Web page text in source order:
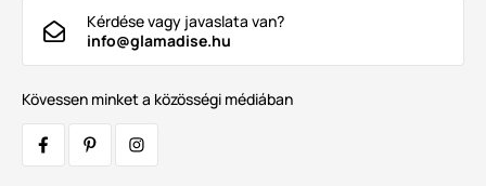
Kérdése vagy javaslata van?
info@glamadise.hu
Kövessen minket a közösségi médiában